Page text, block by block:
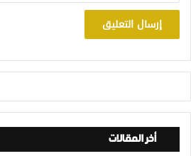
أخر المقالات